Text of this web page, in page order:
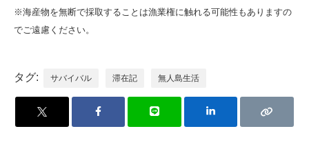
※海産物を無断で採取することは漁業権に触れる可能性もありますの
でご遠慮ください。
タグ: サバイバル 滞在記 無人島生活